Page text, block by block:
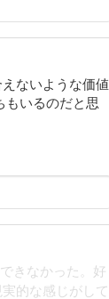
ないような価値
もいるのだと思
きなかった。好
的な感じがして